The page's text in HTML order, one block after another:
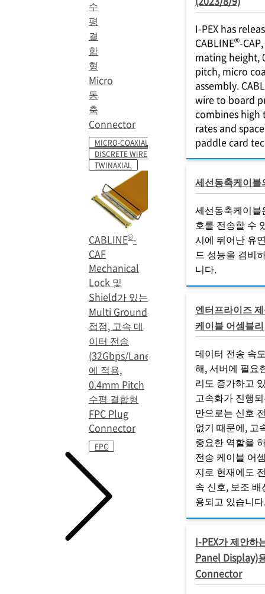
수
평
결
합
형
Micro
동
축
Connector
MICRO-COAXIAL
DISCRETE WIRE
TWINAXIAL
CABLINE®-
CAF
Mechanical
Lock 및
Shield가 있는
Multi Ground
접점, 고속 데
이터 전송
(32Gbps/Lane)
에 적용,
0.4mm Pitch
수평 결합형
FPC Plug
Connector
FPC
I-PEX has
CABLINE®-
mating height,
pitch, micro
assembly.
wire to board
combines high
rates and
paddle card
세선동축케이블
세선동축케이블
호를 전송할 수
시에 뛰어난 유
드 성능을 겸비
니다.
엔터프라이즈
케이블 어셈블리
데이터 전송 속
해, 서버에 필요
리도 증가하고
고속화가 진행
만으로는 신호
없기 때문에, 고
중요한 역할을
전송 케이블 어
지로 현재에도
속 신호, 보조
용되고 있습니
I-PEX가 제안하
Panel Display)
Connector